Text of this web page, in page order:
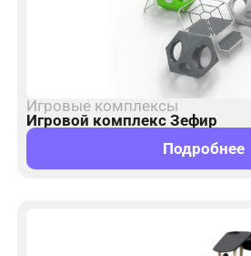
Игровые комплексы
Игровой комплекс Зефир
Подробнее